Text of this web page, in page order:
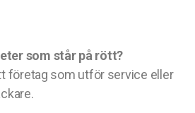
som står på rött?
företag som utför service eller